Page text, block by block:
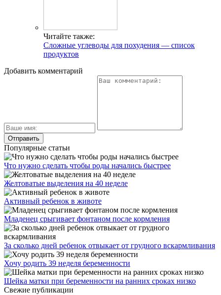
Читайте также:
Сложные углеводы для похудения — список
продуктов
Добавить комментарий
Популярные статьи
Что нужно сделать чтобы роды начались быстрее
Желтоватые выделения на 40 неделе
Активный ребенок в животе
Младенец срыгивает фонтаном после кормления
За сколько дней ребенок отвыкает от грудного вскармливания
Хочу родить 39 неделя беременности
Шейка матки при беременности на ранних сроках низко
Свежие публикации